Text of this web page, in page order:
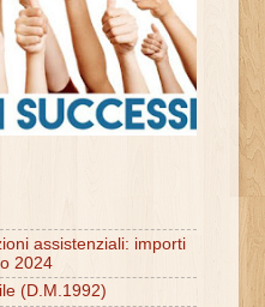
assistenziali: importi
2024
(D.M.1992)